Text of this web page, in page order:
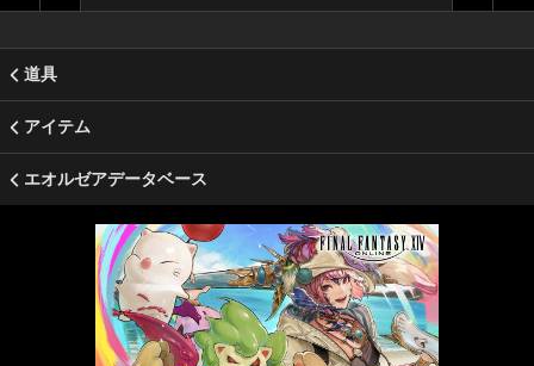
道具
アイテム
エオルゼアデータベース